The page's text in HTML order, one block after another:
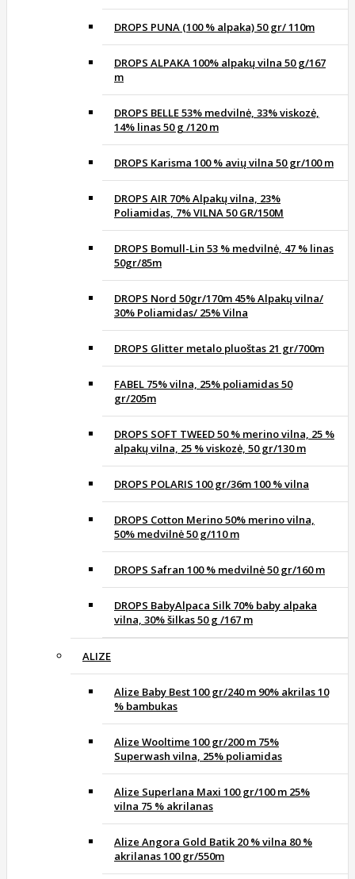
DROPS PUNA (100 % alpaka) 50 gr/ 110m
DROPS ALPAKA 100% alpakų vilna 50 g/167
m
DROPS BELLE 53% medvilnė, 33% viskozė,
14% linas 50 g /120 m
DROPS Karisma 100 % avių vilna 50 gr/100 m
DROPS AIR 70% Alpakų vilna, 23%
Poliamidas, 7% VILNA 50 GR/150M
DROPS Bomull-Lin 53 % medvilnė, 47 % linas
50gr/85m
DROPS Nord 50gr/170m 45% Alpakų vilna/
30% Poliamidas/ 25% Vilna
DROPS Glitter metalo pluoštas 21 gr/700m
FABEL 75% vilna, 25% poliamidas 50
gr/205m
DROPS SOFT TWEED 50 % merino vilna, 25 %
alpakų vilna, 25 % viskozė, 50 gr/130 m
DROPS POLARIS 100 gr/36m 100 % vilna
DROPS Cotton Merino 50% merino vilna,
50% medvilnė 50 g/110 m
DROPS Safran 100 % medvilnė 50 gr/160 m
DROPS BabyAlpaca Silk 70% baby alpaka
vilna, 30% šilkas 50 g /167 m
ALIZE
Alize Baby Best 100 gr/240 m 90% akrilas 10
% bambukas
Alize Wooltime 100 gr/200 m 75%
Superwash vilna, 25% poliamidas
Alize Superlana Maxi 100 gr/100 m 25%
vilna 75 % akrilanas
Alize Angora Gold Batik 20 % vilna 80 %
akrilanas 100 gr/550m